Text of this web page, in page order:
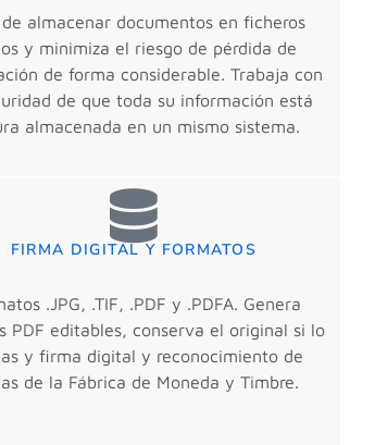
almacenar documentos en ficheros
y minimiza el riesgo de pérdida de
de forma considerable. Trabaja con
de que toda su información está
almacenada en un mismo sistema.
FIRMA DIGITAL Y FORMATOS
.JPG, .TIF, .PDF y .PDFA. Genera
PDF editables, conserva el original si lo
y firma digital y reconocimiento de
de la Fábrica de Moneda y Timbre.